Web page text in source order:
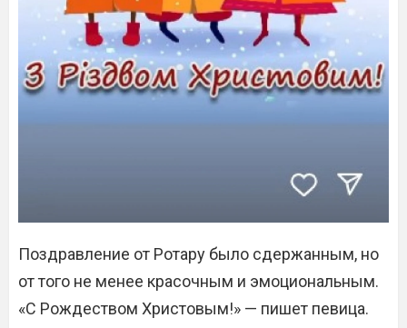
Поздравление от Ротару было сдержанным, но
от того не менее красочным и эмоциональным.
«С Рождеством Христовым!» — пишет певица.